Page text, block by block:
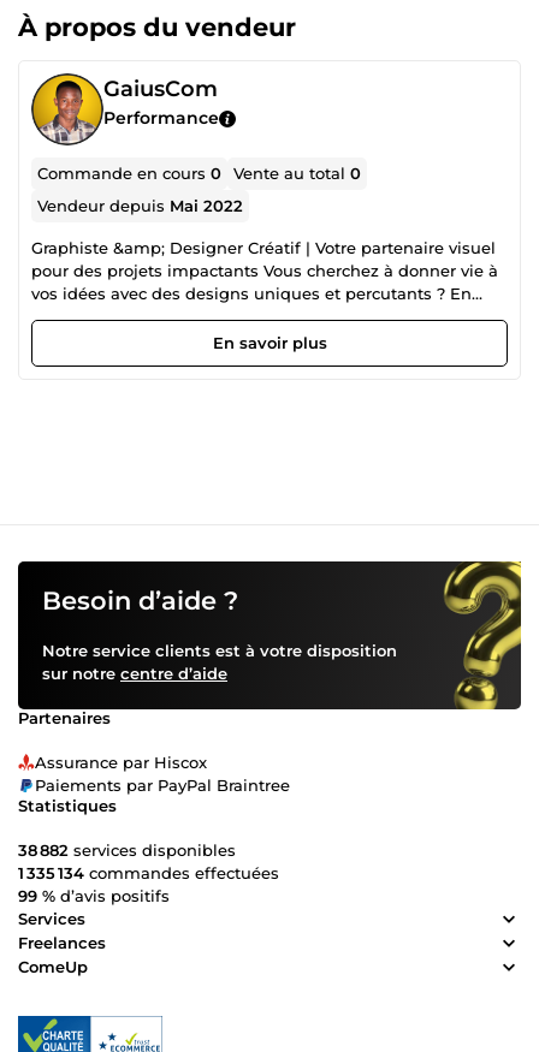
À propos du vendeur
GaiusCom
Performance
Commande en cours0 Vente au total0
Vendeur depuis Mai 2022
Graphiste &amp; Designer Créatif | Votre partenaire visuel
pour des projets impactants Vous cherchez à donner vie à
vos idées avec des designs uniques et percutants ? En
tant que graphiste passionné, je mets mon expertise en
design graphique au service de vos projets pour créer des
visuels qui captivent et transmettent vos messages de
pour comprendre vos besoins et vos objectifs Des livrables
soignés, professionnels et livrés dans les délais Une
collaboration fluide et un suivi personnalisé Si vous
souhaitez un design qui vous ressemble et qui parle à
votre public, je suis là pour transformer vos idées en
visuels marquants. N'hésitez pas à me contacter et à
En savoir plus
Besoin d’aide ?
Notre service clients est à votre disposition
sur notre centre d’aide
Partenaires
Assurance par Hiscox
Paiements par PayPal Braintree
Statistiques
38 882 services disponibles
1 335 134 commandes effectuées
99 % d’avis positifs
Services
Freelances
ComeUp